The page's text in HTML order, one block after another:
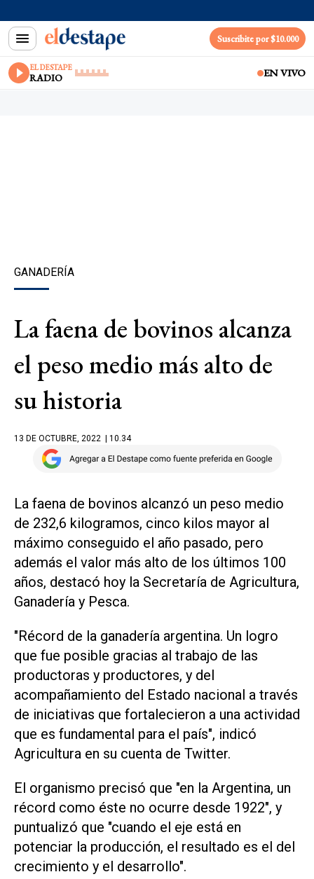
Suscribite por $10.000
EL DESTAPE
RADIO EN VIVO
GANADERÍA
La faena de bovinos alcanza
el peso medio más alto de
su historia
13 DE OCTUBRE, 2022 | 10.34
La faena de bovinos alcanzó un peso medio
de 232,6 kilogramos, cinco kilos mayor al
máximo conseguido el año pasado, pero
además el valor más alto de los últimos 100
años, destacó hoy la Secretaría de Agricultura,
Ganadería y Pesca.
"Récord de la ganadería argentina. Un logro
que fue posible gracias al trabajo de las
productoras y productores, y del
acompañamiento del Estado nacional a través
de iniciativas que fortalecieron a una actividad
que es fundamental para el país", indicó
Agricultura en su cuenta de Twitter.
El organismo precisó que "en la Argentina, un
récord como éste no ocurre desde 1922", y
puntualizó que "cuando el eje está en
potenciar la producción, el resultado es el del
crecimiento y el desarrollo".